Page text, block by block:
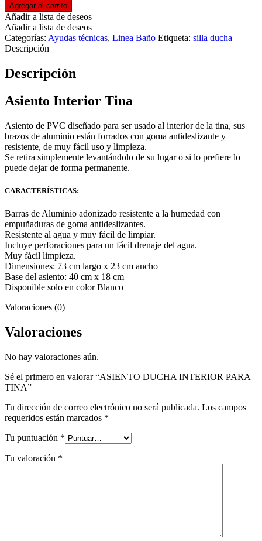
DUCHA
INTERIOR
PARA
TINA
quantity
Agregar al carrito
Añadir a lista de deseos
Añadir a lista de deseos
Categorías: Ayudas técnicas, Linea Baño Etiqueta: silla ducha
Descripción
Descripción
Asiento Interior Tina
Asiento de PVC diseñado para ser usado al interior de la tina, sus
brazos de aluminio están forrados con goma antideslizante y
resistente, de muy fácil uso y limpieza.
Se retira simplemente levantándolo de su lugar o si lo prefiere lo
puede dejar de forma permanente.
CARACTERÍSTICAS:
Barras de Aluminio adonizado resistente a la humedad con
empuñaduras de goma antideslizantes.
Resistente al agua y muy fácil de limpiar.
Incluye perforaciones para un fácil drenaje del agua.
Muy fácil limpieza.
Dimensiones: 73 cm largo x 23 cm ancho
Base del asiento: 40 cm x 18 cm
Disponible solo en color Blanco
Valoraciones (0)
Valoraciones
No hay valoraciones aún.
Sé el primero en valorar “ASIENTO DUCHA INTERIOR PARA
TINA”
Tu dirección de correo electrónico no será publicada. Los campos
requeridos están marcados *
Tu puntuación *
Tu valoración *